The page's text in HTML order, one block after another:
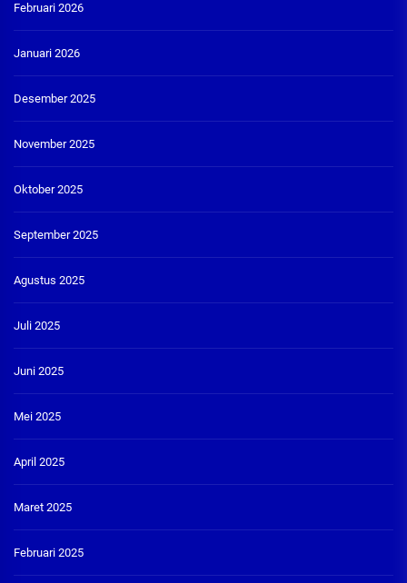
Februari 2026
Januari 2026
Desember 2025
November 2025
Oktober 2025
September 2025
Agustus 2025
Juli 2025
Juni 2025
Mei 2025
April 2025
Maret 2025
Februari 2025